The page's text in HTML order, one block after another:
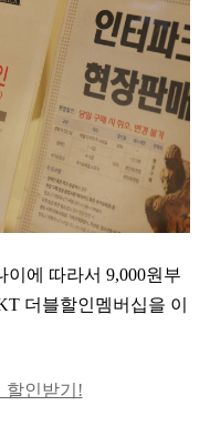
에 따라서 9,000원부
더블할인멤버십을 이
할인받기!